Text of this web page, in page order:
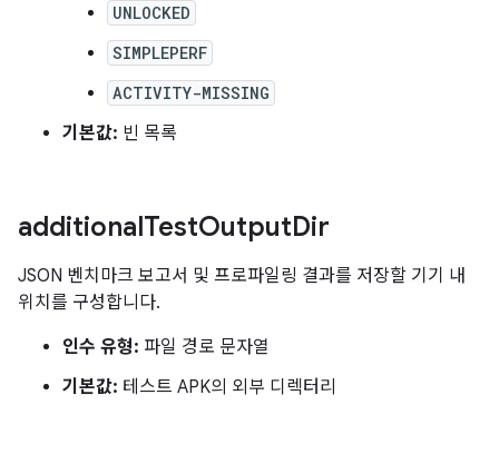
UNLOCKED
SIMPLEPERF
ACTIVITY-MISSING
기본값: 빈 목록
additionalTestOutputDir
JSON 벤치마크 보고서 및 프로파일링 결과를 저장할 기기 내
위치를 구성합니다.
인수 유형: 파일 경로 문자열
기본값: 테스트 APK의 외부 디렉터리